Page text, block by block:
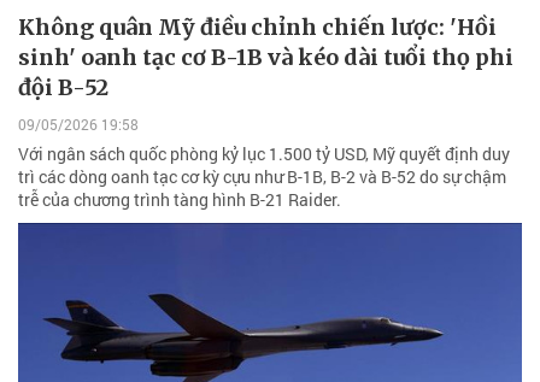
Không quân Mỹ điều chỉnh chiến lược: 'Hồi
sinh' oanh tạc cơ B-1B và kéo dài tuổi thọ phi
đội B-52
09/05/2026 19:58
Với ngân sách quốc phòng kỷ lục 1.500 tỷ USD, Mỹ quyết định duy
trì các dòng oanh tạc cơ kỳ cựu như B-1B, B-2 và B-52 do sự chậm
trễ của chương trình tàng hình B-21 Raider.